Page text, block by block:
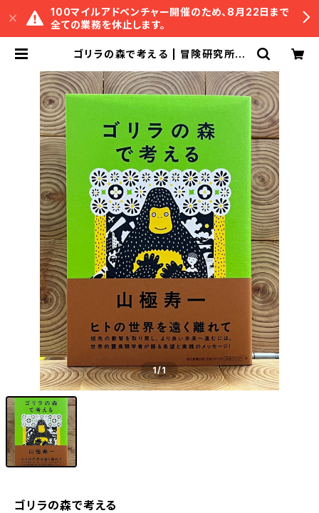
100マイルアドベンチャー開催のため、8月22日まで
全ての業務を休止します。
ゴリラの森で考える | 冒険研究所書
1/1
ゴリラの森で考える